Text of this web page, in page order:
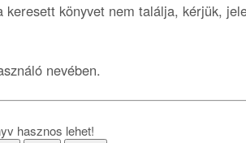
könyvet nem találja, kérjük,
nevében.
hasznos lehet!